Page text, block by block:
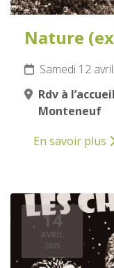
Nature
Samedi 12
Rdv à
Monteneuf
En savoir plus
14
AVRIL
2025